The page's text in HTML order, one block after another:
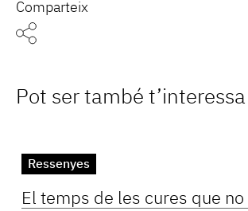
Comparteix
Pot ser també t’interessa
Ressenyes
El temps de les cures que